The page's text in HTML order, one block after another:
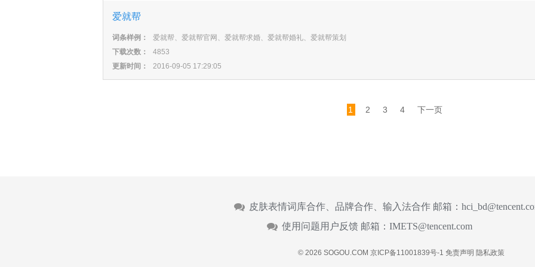
爱就帮
词条样例：
爱就帮、爱就帮官网、爱就帮求婚、爱就帮婚礼、爱就帮策划
下载次数：
4853
更新时间：
2016-09-05 17:29:05
1 2 3 4 下一页
皮肤表情词库合作、品牌合作、输入法合作 邮箱：
使用问题用户反馈 邮箱： IMETS@tencent.com
© 2026 SOGOU.COM 京ICP备11001839号-1 免责声明 隐私政策